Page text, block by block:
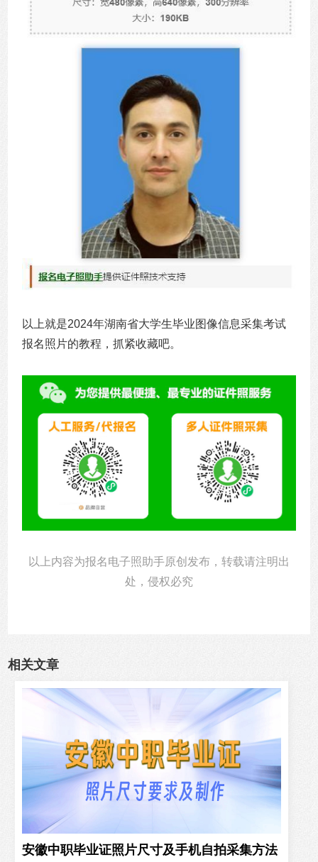
以上就是2024年湖南省大学生毕业图像信息采集考试
报名照片的教程，抓紧收藏吧。
以上内容为报名电子照助手原创发布，转载请注明出
处，侵权必究
相关文章
安徽中职毕业证照片尺寸及手机自拍采集方法